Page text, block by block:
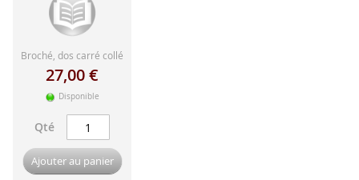
Broché, dos carré collé
27,00 €
Disponible
Qté
Ajouter au panier